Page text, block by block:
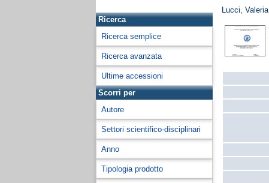
Ricerca
Ricerca semplice
Ricerca avanzata
Ultime accessioni
Scorri per
Autore
Settori scientifico-disciplinari
Anno
Tipologia prodotto
Lucci, Valeria